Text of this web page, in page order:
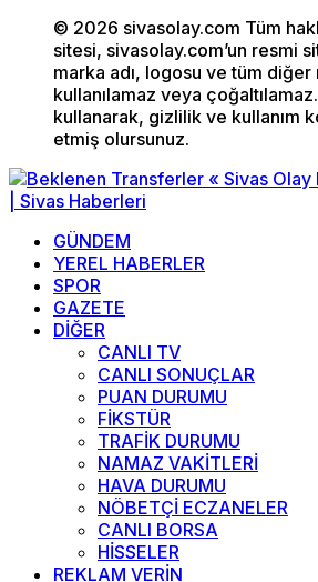
© 2026 sivasolay.com Tüm
sitesi, sivasolay.com’un resmi
marka adı, logosu ve tüm
kullanılamaz veya
kullanarak, gizlilik ve kullanım
etmiş olursunuz.
GÜNDEM
YEREL HABERLER
SPOR
GAZETE
DİĞER
CANLI TV
CANLI SONUÇLAR
PUAN DURUMU
FİKSTÜR
TRAFİK DURUMU
NAMAZ VAKİTLERİ
HAVA DURUMU
NÖBETÇİ ECZANELER
CANLI BORSA
HİSSELER
REKLAM VERİN